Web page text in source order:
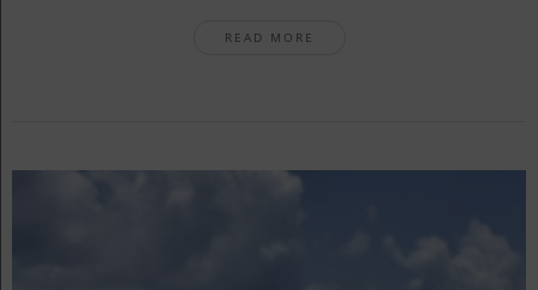
READ MORE